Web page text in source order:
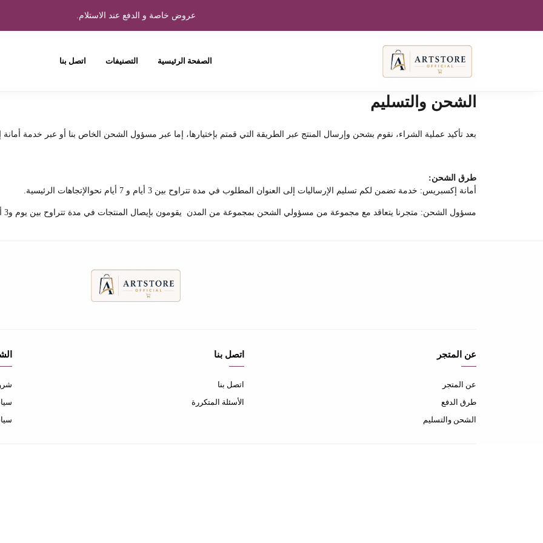
عروض خاصة و الدفع عند الاستلام.
الصفحة الرئيسية التصنيفات اتصل بنا
الشحن والتسليم
بعد تأكيد عملية الشراء، نقوم بشحن وإرسال المنتج عبر الطريقة التي قمتم بإختيارها، إما عبر مسؤول الشحن الخاص بنا أو عبر خدمة
طرق الشحن:
أمانة إكسبريس: خدمة تضمن لكم تسليم الإرساليات إلى العنوان المطلوب في مدة تتراوح بين 3 أيام و 7 أيام نحوالإتجاهات الرئيسية.
مسؤول الشحن: متجرنا يتعاقد مع مجموعة من مسؤولي الشحن بمجموعة من المدن يقومون بإيصال المنتجات في مدة تتراوح بين يوم و3 أيام
عن المتجر
عن المتجر
طرق الدفع
الشحن والتسليم
اتصل بنا
اتصل بنا
الأسئلة المتكررة